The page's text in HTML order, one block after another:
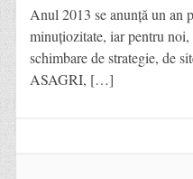
Anul 2013 se anunță un an
minuțiozitate, iar pentru
schimbare de strategie, de
ASAGRI, […]